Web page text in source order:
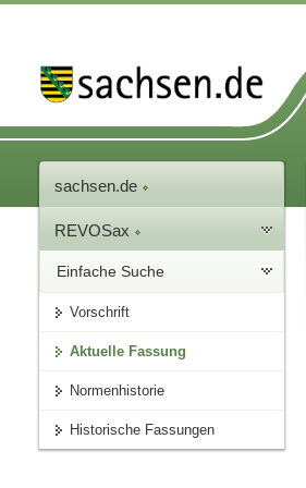
sachsen.de
REVOSax
Einfache Suche
Vorschrift
Aktuelle Fassung
Normenhistorie
Historische Fassungen